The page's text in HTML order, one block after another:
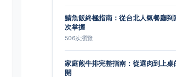
鯖魚飯終極指南：從台北人氣餐廳到
次掌握
506次瀏覽
家庭煎牛排完整指南：從選肉到上桌
開